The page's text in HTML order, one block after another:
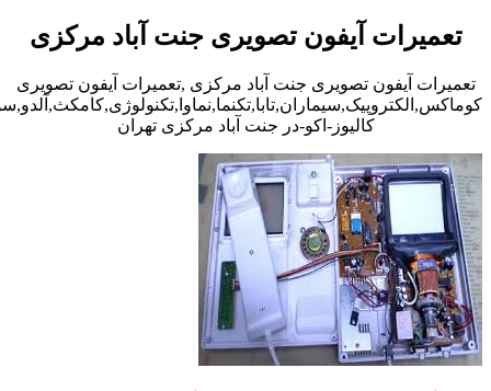
تعمیرات آیفون تصویری جنت آباد مرکزی
تعمیرات آیفون تصویری جنت آباد مرکزی ,تعمیرات آیفون تصویری
کالیوز-اکو-در جنت آباد مرکزی تهران